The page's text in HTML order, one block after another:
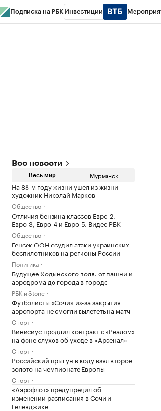
Подписка на РБК Инвестиции
Все новости
Весь мир Мурманск
На 88-м году жизни ушел из жизни
художник Николай Марков
Общество
Отличия бензина классов Евро-2,
Евро-3, Евро-4 и Евро-5. Видео РБК
Общество
Генсек ООН осудил атаки украинских
беспилотников на регионы России
Политика
Будущее Ходынского поля: от пашни и
аэродрома до города в городе
РБК и Stone
Футболисты «Сочи» из-за закрытия
аэропорта не смогли вылететь на матч
Спорт
Винисиус продлил контракт с «Реалом»
на фоне слухов об уходе в «Арсенал»
Спорт
Российский прыгун в воду взял второе
золото на чемпионате Европы
Спорт
«Аэрофлот» предупредил об
изменении расписания в Сочи и
Геленджике